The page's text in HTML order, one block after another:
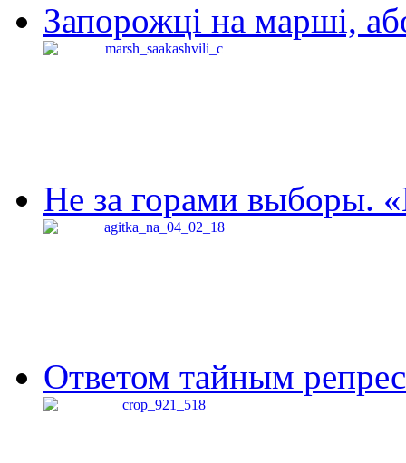
Запорожці на марші,
Не за горами выборы.
Ответом тайным